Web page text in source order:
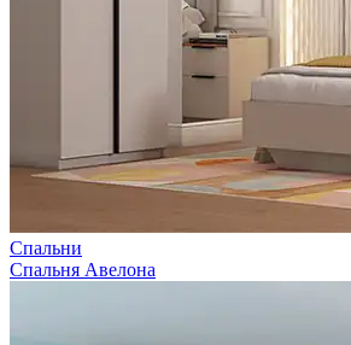
Спальни
Спальня Авелона